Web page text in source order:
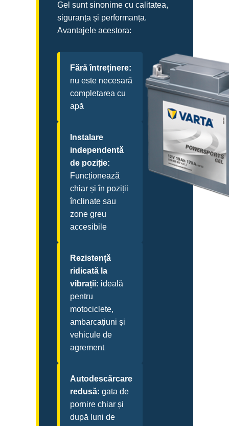
Gel sunt sinonime cu calitatea,
siguranța și performanța.
Avantajele acestora:
Fără întreținere:
nu este necesară
completarea cu
apă
Instalare
independentă
de poziție:
Funcționează
chiar și în poziții
înclinate sau
zone greu
accesibile
Rezistență
ridicată la
vibrații: ideală
pentru
motociclete,
ambarcațiuni și
vehicule de
agrement
Autodescărcare
redusă: gata de
pornire chiar și
după luni de